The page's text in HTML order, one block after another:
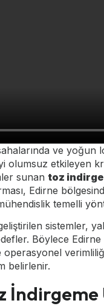
ve
olumsuz
sunan toz
Edirne
temelli
sistemler,
Böylece
belirlenir.